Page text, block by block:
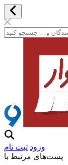
ورود ثبت نام
پست‌های مرتبط با